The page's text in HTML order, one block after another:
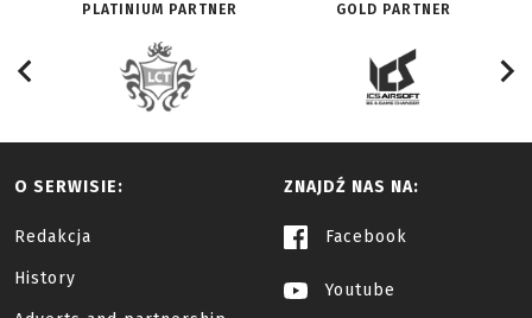
PLATINIUM PARTNER GOLD PARTNER
O SERWISIE:
Redakcja
History
ZNAJDŹ NAS NA:
Facebook
Youtube